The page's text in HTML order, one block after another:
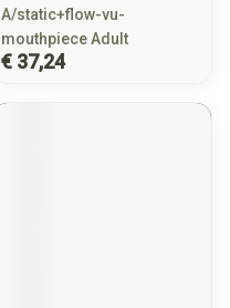
A/static+flow-vu-
mouthpiece Adult
€ 37,24